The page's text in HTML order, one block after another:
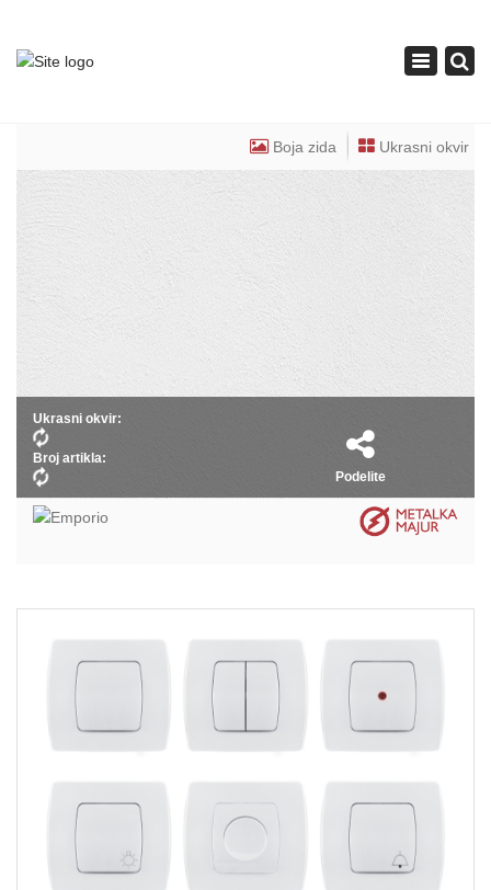
Toggle
Boja zida Ukrasni okvir
Ukrasni okvir:
Broj artikla:
Podelite